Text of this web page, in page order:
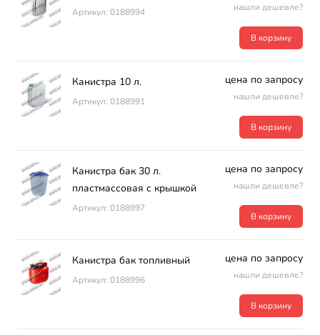
Артикул: 0188994 нашли дешевле?
В корзину
Канистра 10 л.
Артикул: 0188991
цена по запросу
нашли дешевле?
В корзину
Канистра бак 30 л.
пластмассовая с крышкой
Артикул: 0188997
цена по запросу
нашли дешевле?
В корзину
Канистра бак топливный
Артикул: 0188996
цена по запросу
нашли дешевле?
В корзину